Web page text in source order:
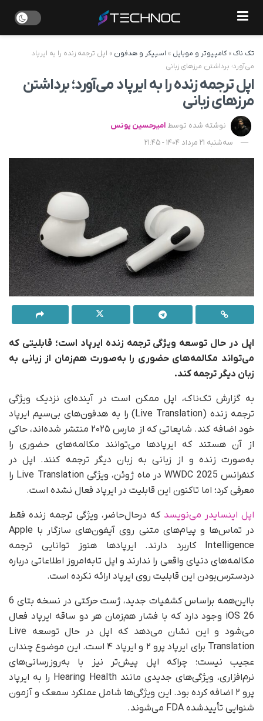
تک ناک»کامپیوتر و موبایل » اسپیکر و هدفون » اپل ترجمه زنده را به ایرپاد
می‌آورد؛ برداشتن مرزهای زبانی
اپل ترجمه زنده را به ایرپاد می‌آورد؛ برداشتن
مرزهای زبانی
نوشته شده توسط امیرحسین یونس
سه‌شنبه 21 مرداد 1404 - 21:45
اپل در حال توسعه ویژگی ترجمه زنده ایرپاد است؛ قابلیتی که
می‌تواند مکالمه‌های حضوری را به‌صورت هم‌زمان از زبانی به
زبان دیگر ترجمه کند.
به گزارش تک‌ناک، اپل ممکن است در آینده‌ای نزدیک ویژگی
ترجمه زنده (Live Translation) را به هدفون‌های بی‌سیم ایرپاد
خود اضافه کند. شایعاتی که از مارس ۲۰۲۵ منتشر شده‌اند، حاکی
از آن هستند که ایرپادها می‌توانند مکالمه‌های حضوری را
به‌صورت زنده و از زبانی به زبان دیگر ترجمه کنند. اپل در
کنفرانس WWDC 2025 در ماه ژوئن، ویژگی Live Translation را
معرفی کرد؛ اما تاکنون این قابلیت در ایرپاد فعال نشده است.
اپل اینسایدر می‌نویسدکه درحال‌حاضر، ویژگی ترجمه زنده فقط
در تماس‌ها و پیام‌های متنی روی آیفون‌های سازگار با Apple
Intelligence کاربرد دارند. ایرپادها هنوز توانایی ترجمه
مکالمه‌های دنیای واقعی را ندارند و اپل تا‌به‌امروز اطلاعاتی درباره
در‌دسترس‌بودن این قابلیت روی ایرپاد ارائه نکرده است.
بااین‌همه براساس کشفیات جدید، ژست حرکتی در نسخه بتای 6
iOS 26 وجود دارد که با فشار هم‌زمان هر دو ساقه ایرپاد فعال
می‌شود و این نشان می‌دهد که اپل در حال توسعه Live
Translation برای ایرپاد پرو ۲ و ایرپاد ۴ است. این موضوع چندان
عجیب نیست؛ چرا‌که اپل پیش‌تر نیز با به‌روزرسانی‌های
نرم‌افزاری، ویژگی‌های جدیدی مانند Hearing Health را به ایرپاد
پرو ۲ اضافه کرده بود. این ویژگی‌ها شامل عملکرد سمعک و آزمون
شنوایی تأیید‌شده FDA می‌شوند.